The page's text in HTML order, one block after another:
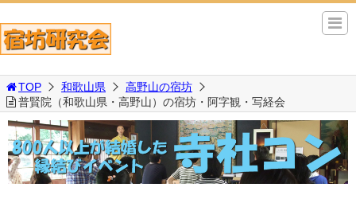
TOP 和歌山県
高野山の宿坊
普賢院（和歌山県・高野山）の宿坊・阿字観・写経会